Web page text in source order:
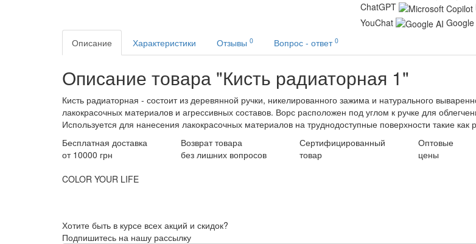
ChatGPT
YouChat
Google
Описание Характеристики Отзывы 0 Вопрос - ответ 0
Описание товара "Кисть радиаторная 1"
Кисть радиаторная - состоит из деревянной ручки, никелированного зажима и натурального
лакокрасочных материалов и агрессивных составов. Ворс расположен под углом к ручке для
Используется для нанесения лакокрасочных материалов на труднодоступные поверхности такие
Бесплатная доставка
от 10000 грн
Возврат товара
без лишних вопросов
Сертифицированный
товар
Оптовые
цены
COLOR YOUR LIFE
Хотите быть в курсе всех акций и скидок?
Подпишитесь на нашу рассылку